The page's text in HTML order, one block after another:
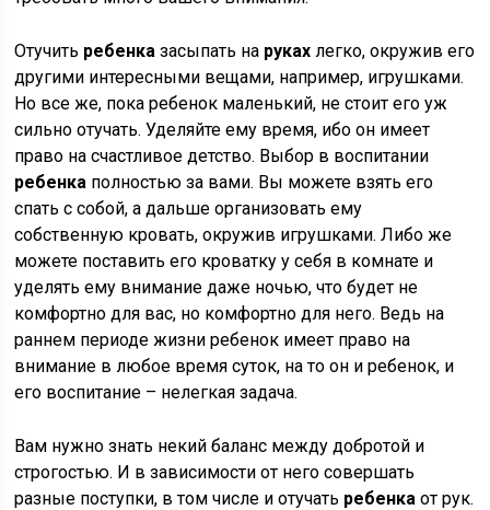
Отучить ребенка засыпать на руках легко, окружив его
другими интересными вещами, например, игрушками.
Но все же, пока ребенок маленький, не стоит его уж
сильно отучать. Уделяйте ему время, ибо он имеет
право на счастливое детство. Выбор в воспитании
ребенка полностью за вами. Вы можете взять его
спать с собой, а дальше организовать ему
собственную кровать, окружив игрушками. Либо же
можете поставить его кроватку у себя в комнате и
уделять ему внимание даже ночью, что будет не
комфортно для вас, но комфортно для него. Ведь на
раннем периоде жизни ребенок имеет право на
внимание в любое время суток, на то он и ребенок, и
его воспитание – нелегкая задача.
Вам нужно знать некий баланс между добротой и
строгостью. И в зависимости от него совершать
разные поступки, в том числе и отучать ребенка от рук.